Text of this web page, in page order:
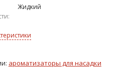
Жидкий
ароматизаторы для насадки